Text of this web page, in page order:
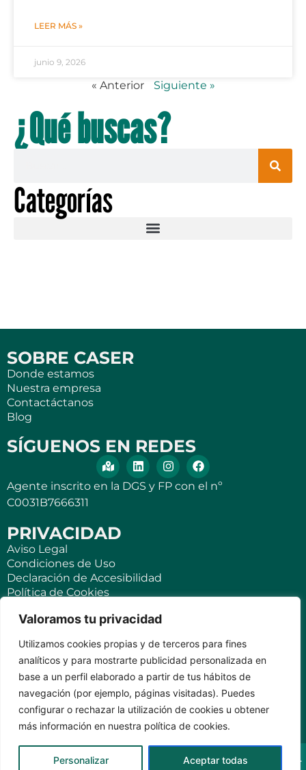
Valoramos tu privacidad
Utilizamos cookies propias y de terceros para fines
analíticos y para mostrarte publicidad personalizada en
base a un perfil elaborado a partir de tus hábitos de
navegación (por ejemplo, páginas visitadas). Puedes
configurar o rechazar la utilización de cookies u obtener
más información en nuestra política de cookies.
Personalizar Aceptar todas
LEER MÁS »
junio 9, 2026
« Anterior Siguiente »
¿Qué buscas?
Categorías
SOBRE CASER
Donde estamos
Nuestra empresa
Contactáctanos
Blog
SÍGUENOS EN REDES
Agente inscrito en la DGS y FP con el nº
C0031B7666311
PRIVACIDAD
Aviso Legal
Condiciones de Uso
Declaración de Accesibilidad
Política de Cookies
SEGUROS
Para ti
Negocios y PYMES
Seguro de viaje
Seguro para Viviendas Vacacionales
Seguro para teléfonos móviles
KVILAR AGENTE CASER SANTA CRUZ DE TENERIFE Av.